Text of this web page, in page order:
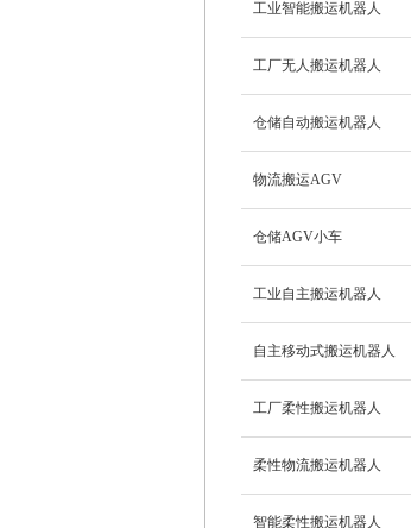
工业智能搬运机器人
工厂无人搬运机器人
仓储自动搬运机器人
物流搬运AGV
仓储AGV小车
工业自主搬运机器人
自主移动式搬运机器人
工厂柔性搬运机器人
柔性物流搬运机器人
智能柔性搬运机器人